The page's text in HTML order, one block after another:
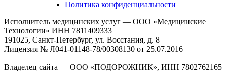
Политика конфиденциальности
Исполнитель медицинских услуг — ООО «Медицинские
Технологии» ИНН 7811409333
191025, Санкт-Петербург, ул. Восстания, д. 8
Лицензия № Л041-01148-78/00308130 от 25.07.2016
Владелец сайта — ООО «ПОДОРОЖНИК», ИНН 7802762165